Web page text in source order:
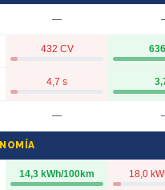
—
432 CV
4,7 s
—
14,3 kWh/100km 18,0